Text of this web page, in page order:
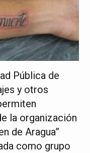
Pública de
y otros
la organización
de Aragua”
como grupo